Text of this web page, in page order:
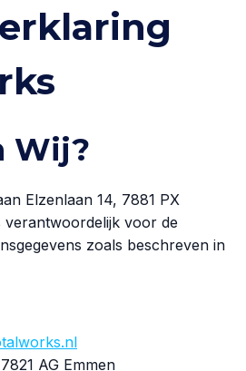
Wij?
Elzenlaan 14, 7881 PX
verantwoordelijk voor de
zoals beschreven in
AG Emmen